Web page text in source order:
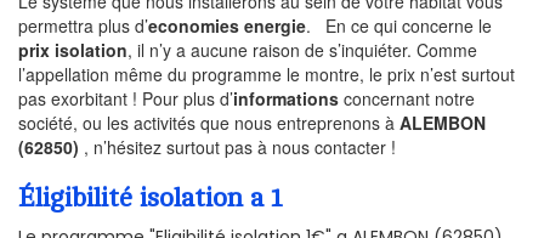
permettra plus d’economies energie. En ce qui concerne le
prix isolation, il n’y a aucune raison de s’inquiéter. Comme
l’appellation même du programme le montre, le prix n’est surtout
pas exorbitant ! Pour plus d’informations concernant notre
société, ou les activités que nous entreprenons à ALEMBON
(62850) , n’hésitez surtout pas à nous contacter !
Éligibilité isolation a 1